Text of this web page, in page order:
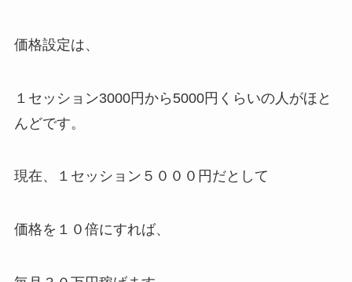
価格設定は、
１セッション3000円から5000円くらいの人がほと
んどです。
現在、１セッション５０００円だとして
価格を１０倍にすれば、